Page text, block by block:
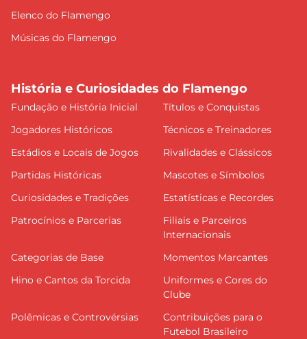
Elenco do Flamengo
Músicas do Flamengo
História e Curiosidades do Flamengo
Fundação e História Inicial
Títulos e Conquistas
Jogadores Históricos
Técnicos e Treinadores
Estádios e Locais de Jogos
Rivalidades e Clássicos
Partidas Históricas
Mascotes e Símbolos
Curiosidades e Tradições
Estatísticas e Recordes
Patrocínios e Parcerias
Filiais e Parceiros
Internacionais
Categorias de Base
Momentos Marcantes
Hino e Cantos da Torcida
Uniformes e Cores do
Clube
Polêmicas e Controvérsias
Contribuições para o
Futebol Brasileiro